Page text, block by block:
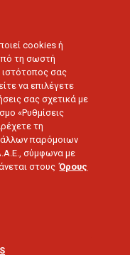
ταξίδια
cookies ή
τη σωστή
σας
να επιλέγετε
σας σχετικά με
«Ρυθμίσεις
τη
άλλων παρόμοιων
σύμφωνα με
στους Όρους